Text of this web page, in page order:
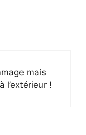
mais
l’extérieur !